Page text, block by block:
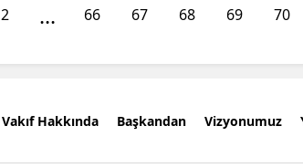
2 ... 66 67 68 69 70
Vakıf Hakkında Başkandan Vizyonumuz